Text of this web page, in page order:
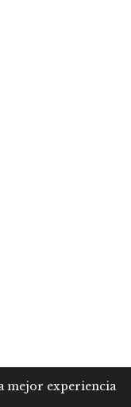
mejor experiencia